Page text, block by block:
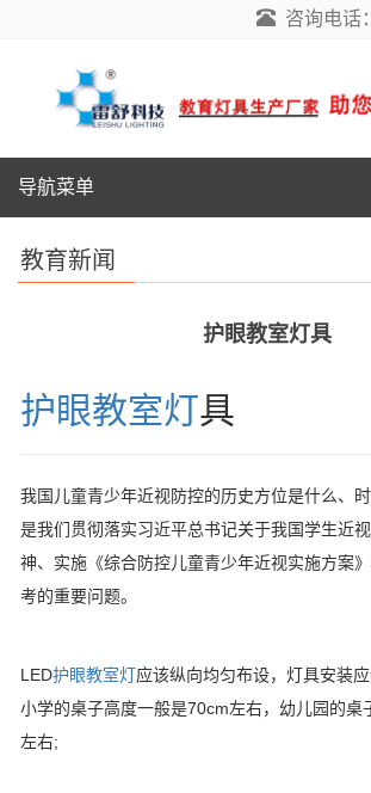
咨询电话
导航菜单
教育新闻
护眼教室灯具
护眼教室灯具
我国儿童青少年近视防控的历史方位是什么、
是我们贯彻落实习近平总书记关于我国学生近
神、实施《综合防控儿童青少年近视实施方案
考的重要问题。
LED护眼教室灯应该纵向均匀布设，灯具安装
小学的桌子高度一般是70cm左右，幼儿园的桌
左右;